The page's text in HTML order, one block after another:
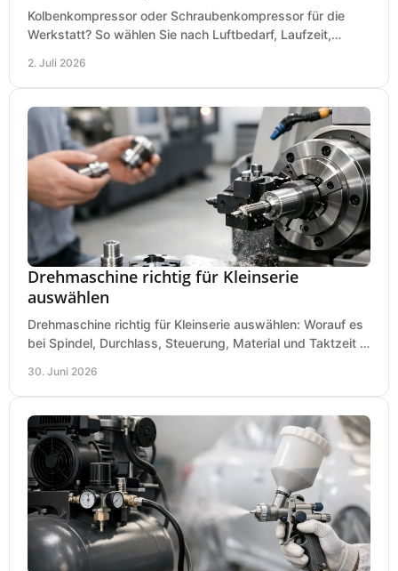
Kolbenkompressor oder Schraubenkompressor für die
Werkstatt? So wählen Sie nach Luftbedarf, Laufzeit,
2. Juli 2026
Drehmaschine richtig für Kleinserie
auswählen
Drehmaschine richtig für Kleinserie auswählen: Worauf es
bei Spindel, Durchlass, Steuerung, Material und Taktzeit in
30. Juni 2026